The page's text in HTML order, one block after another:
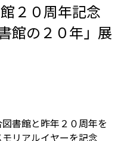
２０周年記念
館の２０年」展
書館と昨年２０周年を
リアルイヤーを記念